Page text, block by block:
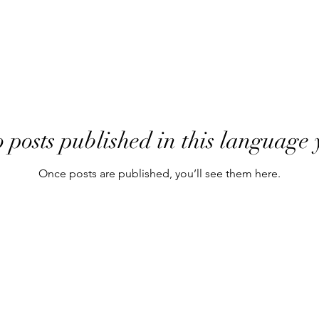
posts published in this language
Once posts are published, you’ll see them here.